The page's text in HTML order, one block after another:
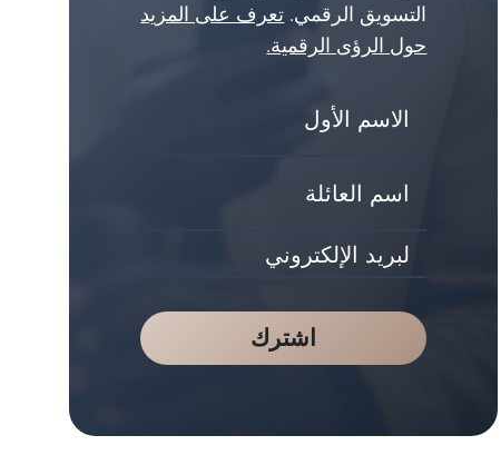
التسويق الرقمي. تعرف على المزيد
حول الرؤى الرقمية.
اشترك